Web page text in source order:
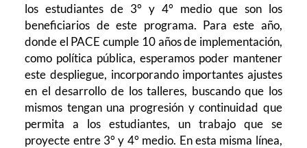
los estudiantes de 3° y 4° medio que son los
beneficiarios de este programa. Para este año,
donde el PACE cumple 10 años de implementación,
como política pública, esperamos poder mantener
este despliegue, incorporando importantes ajustes
en el desarrollo de los talleres, buscando que los
mismos tengan una progresión y continuidad que
permita a los estudiantes, un trabajo que se
proyecte entre 3° y 4° medio. En esta misma línea,